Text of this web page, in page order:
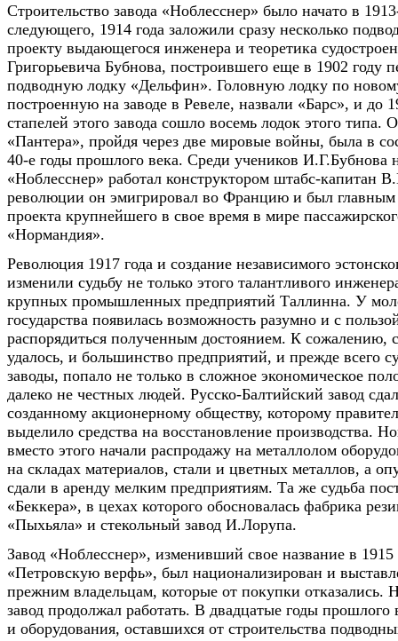
Строительство завода «Ноблесснер» было начато в
следующего, 1914 года заложили сразу несколько
проекту выдающегося инженера и теоретика
Григорьевича Бубнова, построившего еще в 1902 году
подводную лодку «Дельфин». Головную лодку по
построенную на заводе в Ревеле, назвали «Барс», и до
стапелей этого завода сошло восемь лодок этого типа.
«Пантера», пройдя через две мировые войны, была в
40-е годы прошлого века. Среди учеников И.Г.Бубнова
«Ноблесснер» работал конструктором штабс-капитан
революции он эмигрировал во Францию и был главным
проекта крупнейшего в свое время в мире
«Нормандия».
Революция 1917 года и создание независимого
изменили судьбу не только этого талантливого
крупных промышленных предприятий Таллинна. У
государства появилась возможность разумно и с
распорядиться полученным достоянием. К сожалению,
удалось, и большинство предприятий, и прежде всего
заводы, попало не только в сложное экономическое
далеко не честных людей. Русско-Балтийский завод
созданному акционерному обществу, которому
выделило средства на восстановление производства.
вместо этого начали распродажу на металлолом
на складах материалов, стали и цветных металлов, а
сдали в аренду мелким предприятиям. Та же судьба
«Беккера», в цехах которого обосновалась фабрика
«Пыхьяла» и стекольный завод И.Лорупа.
Завод «Ноблесснер», изменивший свое название в 1915
«Петровскую верфь», был национализирован и
прежним владельцам, которые от покупки отказались.
завод продолжал работать. В двадцатые годы прошлого
и оборудования, оставшихся от строительства